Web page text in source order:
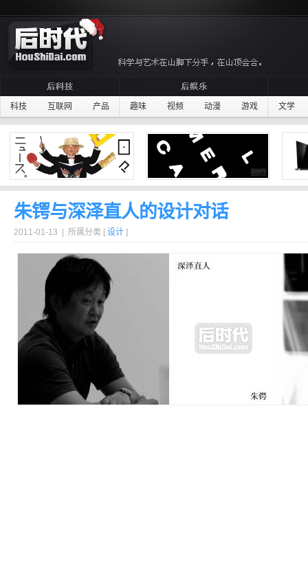
科技 互联网 产品 趣味 视频 动漫 游戏 文学
朱锷与深泽直人的设计对话
2011-01-13 | 所属分类 [ 设计 ]